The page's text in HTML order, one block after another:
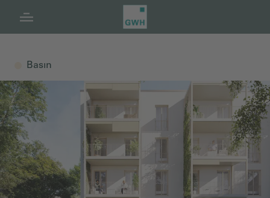
Navigasyon
İçindekiler
Altbilgi
Basın